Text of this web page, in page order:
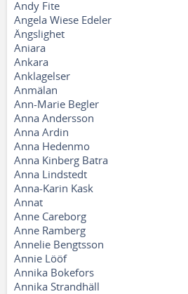
Andy Fite
Angela Wiese Edeler
Ängslighet
Aniara
Ankara
Anklagelser
Anmälan
Ann-Marie Begler
Anna Andersson
Anna Ardin
Anna Hedenmo
Anna Kinberg Batra
Anna Lindstedt
Anna-Karin Kask
Annat
Anne Careborg
Anne Ramberg
Annelie Bengtsson
Annie Lööf
Annika Bokefors
Annika Strandhäll